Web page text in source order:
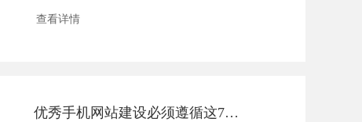
查看详情
优秀手机网站建设必须遵循这7大规则